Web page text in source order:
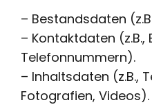
– Bestandsdaten
– Kontaktdaten (z.B.,
Telefonnummern).
– Inhaltsdaten (z.B.,
Fotografien, Videos).